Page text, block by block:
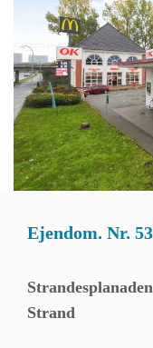
Ejendom. Nr.
Strand